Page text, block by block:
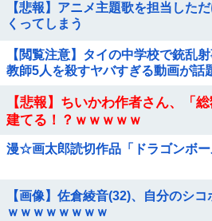
【悲報】アニメ主題歌を担当した
くってしまう
【閲覧注意】タイの中学校で銃乱
教師5人を殺すヤバすぎる動画が話
【悲報】ちいかわ作者さん、「
建てる！？ｗｗｗｗｗ
漫☆画太郎読切作品「ドラゴンボー
【画像】佐倉綾音(32)、自分のシ
ｗｗｗｗｗｗｗｗ